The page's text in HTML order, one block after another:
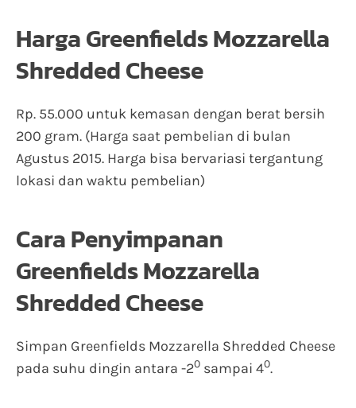
Harga Greenfields Mozzarella
Shredded Cheese
Rp. 55.000 untuk kemasan dengan berat bersih
200 gram. (Harga saat pembelian di bulan
Agustus 2015. Harga bisa bervariasi tergantung
lokasi dan waktu pembelian)
Cara Penyimpanan
Greenfields Mozzarella
Shredded Cheese
Simpan Greenfields Mozzarella Shredded Cheese
pada suhu dingin antara -20 sampai 40.